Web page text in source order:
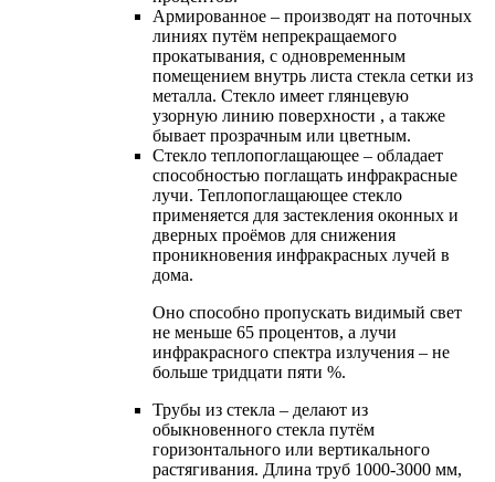
Армированное – производят на поточных
линиях путём непрекращаемого
прокатывания, с одновременным
помещением внутрь листа стекла сетки из
металла. Стекло имеет глянцевую
узорную линию поверхности , а также
бывает прозрачным или цветным.
Cтекло теплопоглащающее – обладает
способностью поглащать инфракрасные
лучи. Теплопоглащающее стекло
применяется для застекления оконных и
дверных проёмов для снижения
проникновения инфракрасных лучей в
дома.
Оно способно пропускать видимый свет
не меньше 65 процентов, а лучи
инфракрасного спектра излучения – не
больше тридцати пяти %.
Трубы из стекла – делают из
обыкновенного стекла путём
горизонтального или вертикального
растягивания. Длина труб 1000-3000 мм,